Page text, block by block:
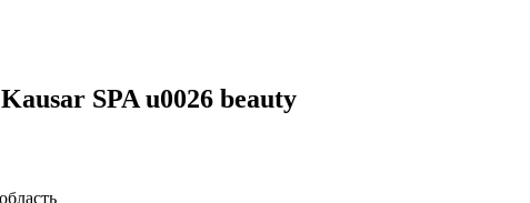
SPA u0026 beauty